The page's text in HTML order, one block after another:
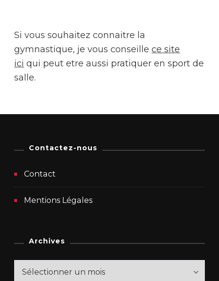
Si vous souhaitez connaitre la
gymnastique, je vous conseille ce site
ici qui peut etre aussi pratiquer en sport de
salle.
Contactez-nous
Contact
Mentions Légales
Archives
Archives